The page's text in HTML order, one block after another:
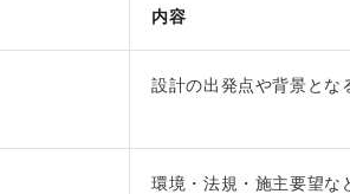
内容
設計の出発点や背景とな
環境・法規・施主要望な